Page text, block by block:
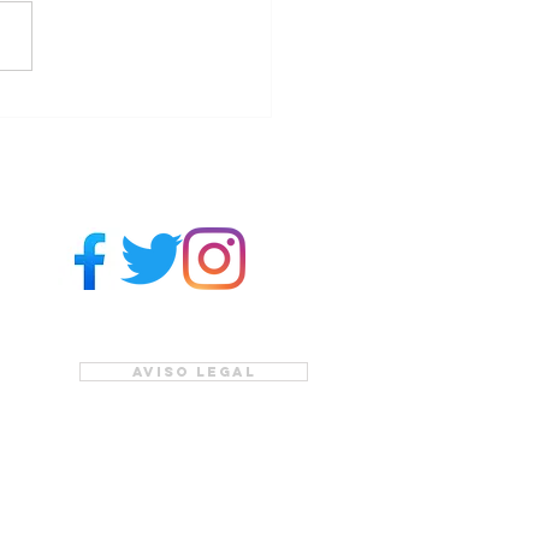
Aviso legal